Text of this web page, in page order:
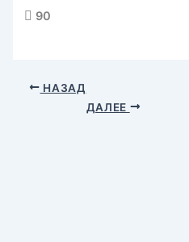
90
НАЗАД
ДАЛЕЕ